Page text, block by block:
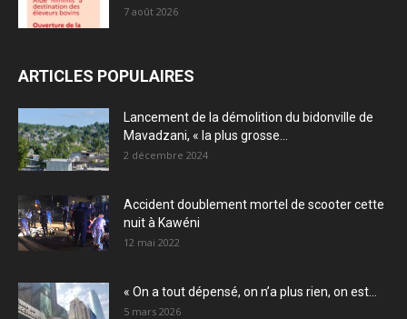
7 août 2026
ARTICLES POPULAIRES
Lancement de la démolition du bidonville de
Mavadzani, « la plus grosse...
2 décembre 2024
Accident doublement mortel de scooter cette
nuit à Kawéni
12 mai 2022
« On a tout dépensé, on n’a plus rien, on est...
5 mars 2026